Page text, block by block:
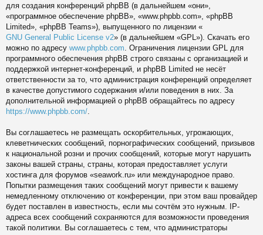
для создания конференций phpBB (в дальнейшем «они»,
«программное обеспечение phpBB», «www.phpbb.com», «phpBB
Limited», «phpBB Teams»), выпущенного по лицензии «
GNU General Public License v2» (в дальнейшем «GPL»). Скачать его
можно по адресу www.phpbb.com . Ограничения лицензии GPL для
программного обеспечения phpBB строго связаны с организацией и
поддержкой интернет-конференций, и phpBB Limited не несёт
ответственности за то, что администрация конференций определяет
в качестве допустимого содержания и/или поведения в них. За
дополнительной информацией о phpBB обращайтесь по адресу
https://www.phpbb.com/
Вы соглашаетесь не размещать оскорбительных, угрожающих,
клеветнических сообщений, порнографических сообщений, призывов
к национальной розни и прочих сообщений, которые могут нарушить
законы вашей страны, страны, которая предоставляет услуги
хостинга для форумов «seawork.ru» или международное право.
Попытки размещения таких сообщений могут привести к вашему
немедленному отключению от конференции, при этом ваш провайдер
будет поставлен в известность, если мы сочтём это нужным. IP-
адреса всех сообщений сохраняются для возможности проведения
такой политики. Вы соглашаетесь с тем, что администраторы